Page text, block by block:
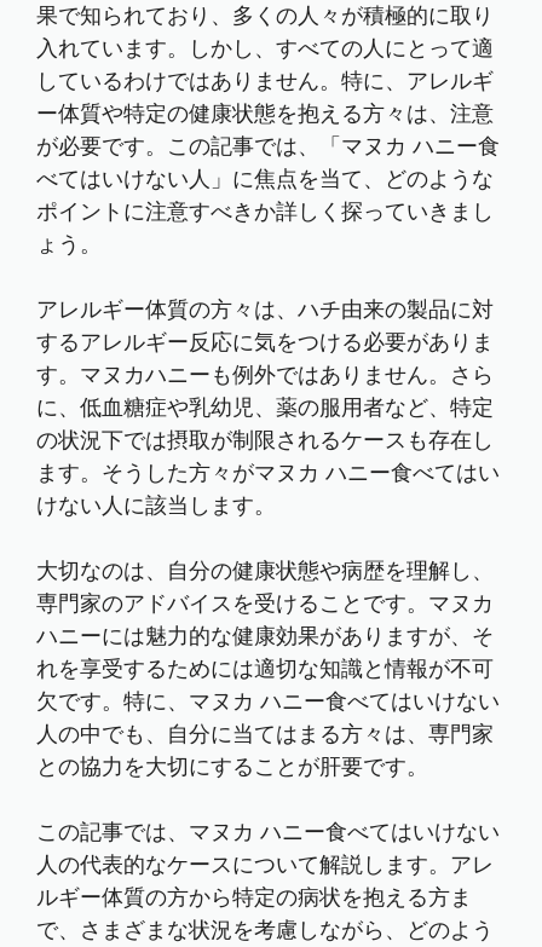
果で知られており、多くの人々が積極的に取り
入れています。しかし、すべての人にとって適
しているわけではありません。特に、アレルギ
ー体質や特定の健康状態を抱える方々は、注意
が必要です。この記事では、「マヌカ ハニー食
べてはいけない人」に焦点を当て、どのような
ポイントに注意すべきか詳しく探っていきまし
ょう。
アレルギー体質の方々は、ハチ由来の製品に対
するアレルギー反応に気をつける必要がありま
す。マヌカハニーも例外ではありません。さら
に、低血糖症や乳幼児、薬の服用者など、特定
の状況下では摂取が制限されるケースも存在し
ます。そうした方々がマヌカ ハニー食べてはい
けない人に該当します。
大切なのは、自分の健康状態や病歴を理解し、
専門家のアドバイスを受けることです。マヌカ
ハニーには魅力的な健康効果がありますが、そ
れを享受するためには適切な知識と情報が不可
欠です。特に、マヌカ ハニー食べてはいけない
人の中でも、自分に当てはまる方々は、専門家
との協力を大切にすることが肝要です。
この記事では、マヌカ ハニー食べてはいけない
人の代表的なケースについて解説します。アレ
ルギー体質の方から特定の病状を抱える方ま
で、さまざまな状況を考慮しながら、どのよう